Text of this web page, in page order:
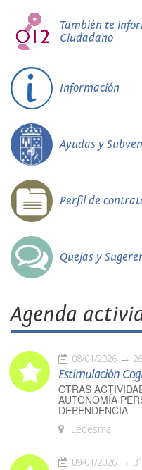
También te
Ciudadano
Información
Ayudas y
Perfil de
Quejas y
Agenda
08/01/2026
Estimulación
OTRAS
AUTONOMÍA
DEPENDENCIA
Ledesma
09/01/2026